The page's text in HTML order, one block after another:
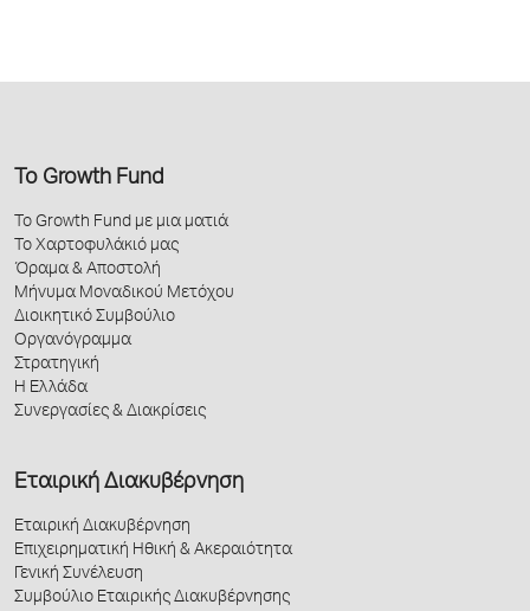
Το Growth Fund
Το Growth Fund με μια ματιά
Το Χαρτοφυλάκιό μας
Όραμα & Αποστολή
Μήνυμα Μοναδικού Μετόχου
Διοικητικό Συμβούλιο
Οργανόγραμμα
Στρατηγική
Η Ελλάδα
Συνεργασίες & Διακρίσεις
Εταιρική Διακυβέρνηση
Εταιρική Διακυβέρνηση
Επιχειρηματική Ηθική & Ακεραιότητα
Γενική Συνέλευση
Συμβούλιο Εταιρικής Διακυβέρνησης